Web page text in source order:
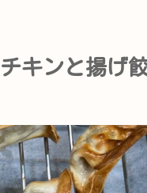
キンと揚げ